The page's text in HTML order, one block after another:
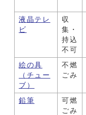
液晶テレ
ビ
収
集・
持込
不可
絵の具
（チュー
ブ）
不燃
ごみ
鉛筆
可燃
ごみ